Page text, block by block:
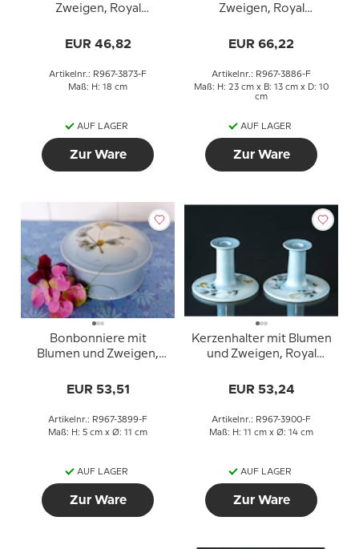
Zweigen, Royal
3873
EUR 46,82
Artikelnr.: R967-3873-F
Maß: H: 18 cm
AUF LAGER
Zur Ware
Zweigen, Royal
Vase nr. 967-3886
EUR 66,22
Artikelnr.: R967-3886-F
Maß: H: 23 cm x B: 13 cm x D: 10
cm
AUF LAGER
Zur Ware
Bonbonniere mit
Blumen und Zweigen,
967-3899
EUR 53,51
Artikelnr.: R967-3899-F
Maß: H: 5 cm x Ø: 11 cm
AUF LAGER
Zur Ware
Kerzenhalter mit Blumen
und Zweigen, Royal
3900
EUR 53,24
Artikelnr.: R967-3900-F
Maß: H: 11 cm x Ø: 14 cm
AUF LAGER
Zur Ware